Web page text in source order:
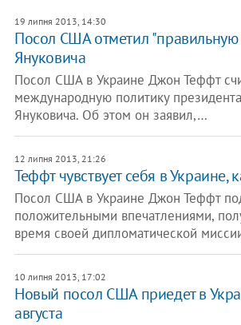
19 липня 2013, 14:30
Посол США отметил "правильную
Януковича
Посол США в Украине Джон Теффт
международную политику
Януковича. Об этом он заявил,…
12 липня 2013, 21:26
Теффт чувствует себя в Украине,
Посол США в Украине Джон Теффт
положительными впечатлениями,
время своей дипломатической
10 липня 2013, 17:02
Новый посол США приедет в
августа